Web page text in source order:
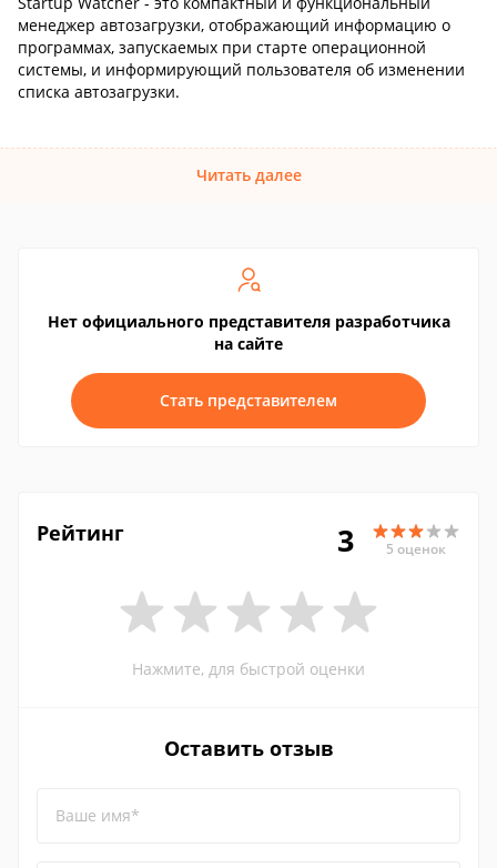
менеджер автозагрузки, отображающий информацию о
программах, запускаемых при старте операционной
системы, и информирующий пользователя об изменении
списка автозагрузки.
Читать далее
Нет официального представителя разработчика
на сайте
Стать представителем
Рейтинг 3 5 оценок
Нажмите, для быстрой оценки
Оставить отзыв
Ваше имя*